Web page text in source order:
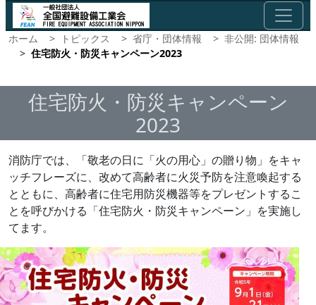
ホーム トピックス 省庁・団体情報
非公開: 団体情報
住宅防火・防災キャンペーン2023
住宅防火・防災キャンペーン
2023
消防庁では、「敬老の日に「火の用心」の贈り物」をキャ
ッチフレーズに、改めて高齢者に火災予防を注意喚起する
とともに、高齢者に住宅用防災機器等をプレゼントするこ
とを呼びかける「住宅防火・防災キャンペーン」を実施し
てます。